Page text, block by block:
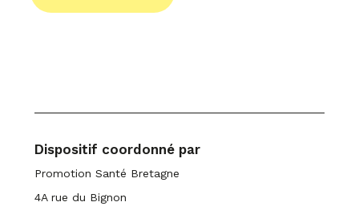
Dispositif coordonné par
Promotion Santé Bretagne
4A rue du Bignon